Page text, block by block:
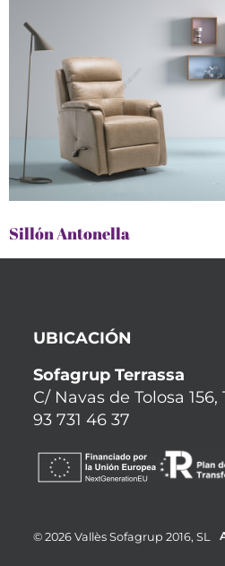
Sillón Antonella
UBICACIÓN
Sofagrup Terrassa
C/ Navas de Tolosa 156,
93 731 46 37
© 2026 Vallès Sofagrup 2016, SL